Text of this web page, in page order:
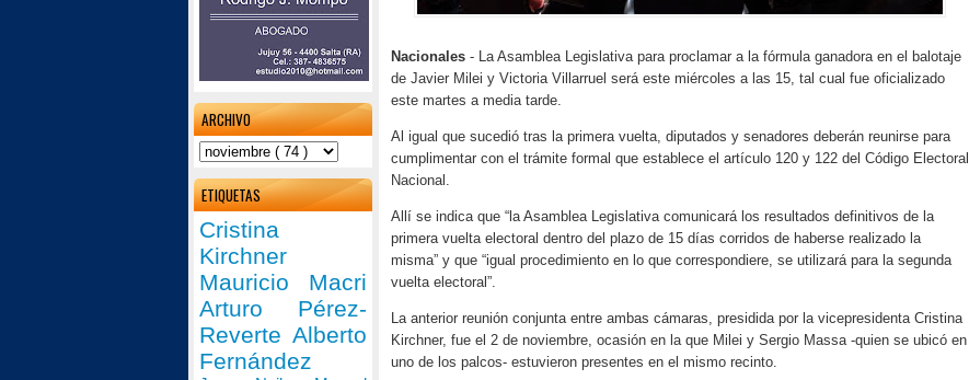
Nacionales - La Asamblea Legislativa para proclamar a la fórmula ganadora en el balotaje
de Javier Milei y Victoria Villarruel será este miércoles a las 15, tal cual fue oficializado
este martes a media tarde.
Al igual que sucedió tras la primera vuelta, diputados y senadores deberán reunirse para
cumplimentar con el trámite formal que establece el artículo 120 y 122 del Código Electoral
Nacional.
Allí se indica que “la Asamblea Legislativa comunicará los resultados definitivos de la
primera vuelta electoral dentro del plazo de 15 días corridos de haberse realizado la
misma” y que “igual procedimiento en lo que correspondiere, se utilizará para la segunda
vuelta electoral”.
La anterior reunión conjunta entre ambas cámaras, presidida por la vicepresidenta Cristina
Kirchner, fue el 2 de noviembre, ocasión en la que Milei y Sergio Massa -quien se ubicó en
uno de los palcos- estuvieron presentes en el mismo recinto.
ARCHIVO
ETIQUETAS
Cristina
Kirchner
Mauricio Macri
Arturo Pérez-
Reverte Alberto
Fernández